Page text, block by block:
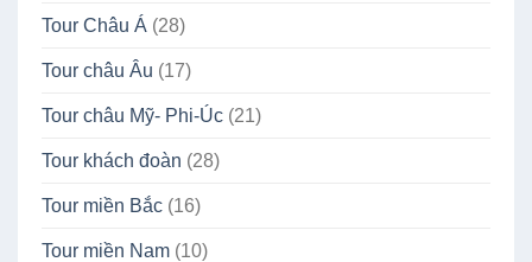
Tour Châu Á (28)
Tour châu Âu (17)
Tour châu Mỹ- Phi-Úc (21)
Tour khách đoàn (28)
Tour miền Bắc (16)
Tour miền Nam (10)